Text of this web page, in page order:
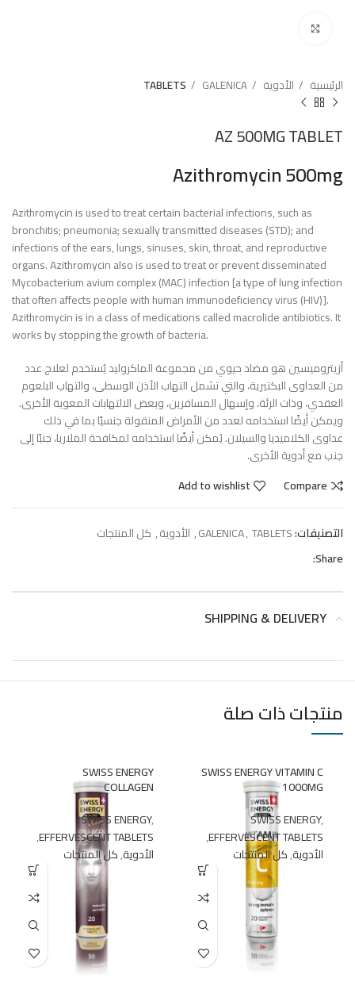
الرئيسية الأدوية GALENICA
TABLETS
AZ 500MG TABLET
Azithromycin 500mg
Azithromycin is used to treat certain bacterial infections, such as
bronchitis; pneumonia; sexually transmitted diseases (STD); and
infections of the ears, lungs, sinuses, skin, throat, and reproductive
organs. Azithromycin also is used to treat or prevent disseminated
Mycobacterium avium complex (MAC) infection [a type of lung infection
that often affects people with human immunodeficiency virus (HIV)].
Azithromycin is in a class of medications called macrolide antibiotics. It
works by stopping the growth of bacteria.
أزيتروميسين‏ هو مضاد حيوي من مجموعة الماكروليد يُستخدم لعلاج عدد
من العداوى البكتيرية، والتي تشمل التهاب الأذن الوسطى، والتهاب البلعوم
العقدي، وذات الرئة، وإسهال المسافرين، وبعض الالتهابات المعوية الأخرى.
ويمكن أيضًا استخدامه لعدد من الأمراض المنقولة جنسيًا بما في ذلك
عداوى الكلاميديا والسيلان. يُمكن أيضًا استخدامه لمكافحة الملاريا، جنبًا إلى
جنب مع أدوية الأخرى.
Compare
Add to wishlist
التصنيفات: GALENICA, TABLETS
, الأدوية, كل المنتجات
Share:
SHIPPING & DELIVERY
منتجات ذات صلة
SWISS ENERGY VITAMIN C
1000MG
SWISS ENERGY,
EFFERVESCENT TABLETS
,
الأدوية,كل المنتجات
SWISS ENERGY
COLLAGEN
SWISS ENERGY,
EFFERVESCENT TABLETS
,
الأدوية,كل المنتجات